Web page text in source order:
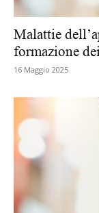
Malattie
formazione
16 Maggio 2025